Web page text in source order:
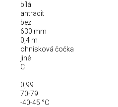
bílá
antracit
bez
630 mm
0,4 m
ohnisková čočka
jiné
C
0,99
70-79
-40-45 °C